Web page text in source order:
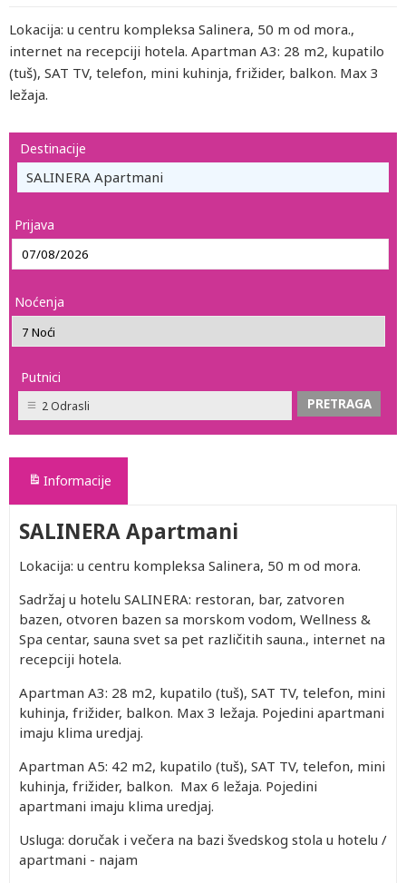
Lokacija: u centru kompleksa Salinera, 50 m od mora.,
internet na recepciji hotela. Apartman A3: 28 m2, kupatilo
(tuš), SAT TV, telefon, mini kuhinja, frižider, balkon. Max 3
ležaja.
Destinacije
SALINERA Apartmani
Prijava
Noćenja
Putnici
2 Odrasli
Informacije
SALINERA Apartmani
Lokacija: u centru kompleksa Salinera, 50 m od mora.
Sadržaj u hotelu SALINERA: restoran, bar, zatvoren
bazen, otvoren bazen sa morskom vodom, Wellness &
Spa centar, sauna svet sa pet različitih sauna., internet na
recepciji hotela.
Apartman A3: 28 m2, kupatilo (tuš), SAT TV, telefon, mini
kuhinja, frižider, balkon. Max 3 ležaja. Pojedini apartmani
imaju klima uredjaj.
Apartman A5: 42 m2, kupatilo (tuš), SAT TV, telefon, mini
kuhinja, frižider, balkon. Max 6 ležaja. Pojedini
apartmani imaju klima uredjaj.
Usluga: doručak i večera na bazi švedskog stola u hotelu /
apartmani - najam